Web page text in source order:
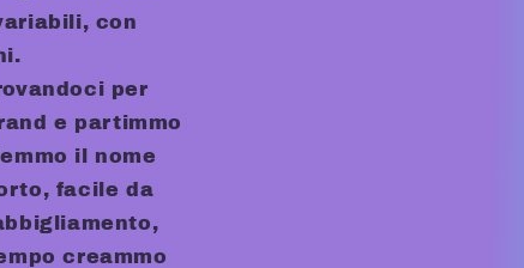
con
per
e partimmo
il nome
facile da
creammo